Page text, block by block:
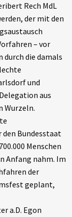
Rech MdL
der mit den
– vor
die damals
und
aus
Wurzeln.
Bundesstaat
Menschen
Anfang nahm. Im
der
geplant,
a.D. Egon